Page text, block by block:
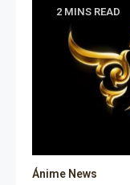
2 MINS READ
Ánime News